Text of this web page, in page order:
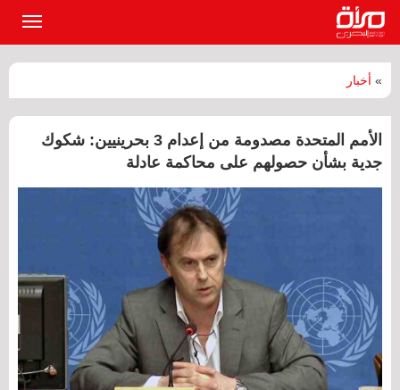
» أخبار
الأمم المتحدة مصدومة من إعدام 3 بحرينيين: شكوك
جدية بشأن حصولهم على محاكمة عادلة